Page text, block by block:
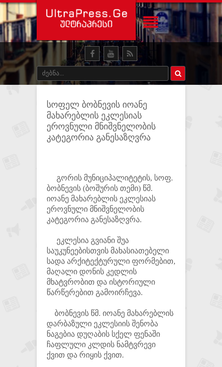
სოფელ ბობნევის იოანე
მახარებლის ეკლესიას
ეროვნული მნიშვნელობის
კატეგორია განესაზღვრა
გორის მუნიციპალიტეტის, სოფ.
ბობნევის (ბოშურის თემი) წმ.
იოანე მახარებლის ეკლესიას
ეროვნული მნიშვნელობის
კატეგორია განესაზღვრა.
ეკლესია გვიანი შუა
საუკუნეებისთვის მახასიათებელი
სადა არქიტექტურული ფორმებით,
მაღალი დონის კედლის
მხატვრობით და ისტორიული
წარწერებით გამოირჩევა.
ბობნევის წმ. იოანე მახარებლის
დარბაზული ეკლესიის შენობა
ნაგებია დუღაბის სქელ ფენაში
ჩაფლული კლდის ნამტვრევი
ქვით და რიყის ქვით.